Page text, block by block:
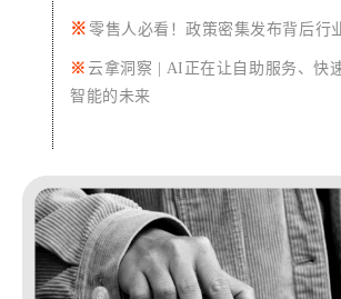
※ 零售人必看！政策密集发布背后行
※ 云拿洞察 | AI正在让自助服务、快
智能的未来